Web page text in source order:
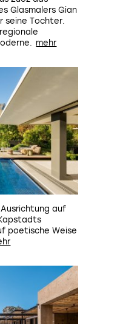
Glasmalers Gian
seine Tochter.
auf
poetische Weise